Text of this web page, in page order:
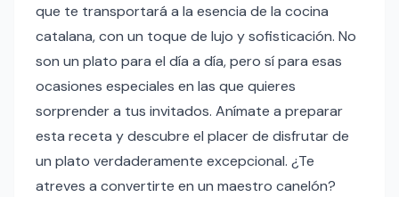
que te transportará a la esencia de la cocina
catalana, con un toque de lujo y sofisticación. No
son un plato para el día a día, pero sí para esas
ocasiones especiales en las que quieres
sorprender a tus invitados. Anímate a preparar
esta receta y descubre el placer de disfrutar de
un plato verdaderamente excepcional. ¿Te
atreves a convertirte en un maestro canelón?